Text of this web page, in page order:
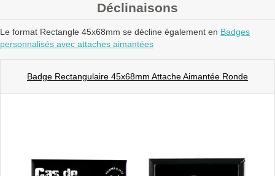
Déclinaisons
Le format Rectangle 45x68mm se décline également en Badges
personnalisés avec attaches aimantées
Badge Rectangulaire 45x68mm Attache Aimantée Ronde